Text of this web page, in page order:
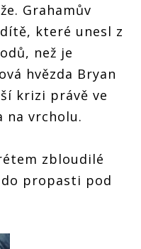
Grahamův
které unesl z
než je
hvězda Bryan
krizi právě ve
na vrcholu.
zbloudilé
propasti pod